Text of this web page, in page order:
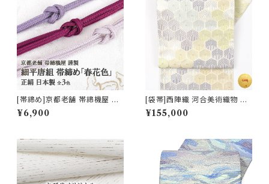
[帯締め]京都老舗 帯締機屋 謹
製 7mmスリム 細平唐組『春花
色』正絹 日本製 (商品番号:160
¥6,900
[袋帯]西陣織 河合美術織物 謹
製 雅び彩取亀甲文 正絹 日本製
(商品番号:22117) フォーマル・
¥155,000